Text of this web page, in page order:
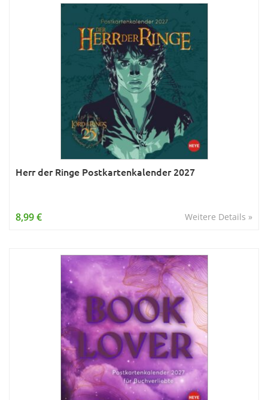
Herr der Ringe Postkartenkalender 2027
Weitere Details »
8,99 €